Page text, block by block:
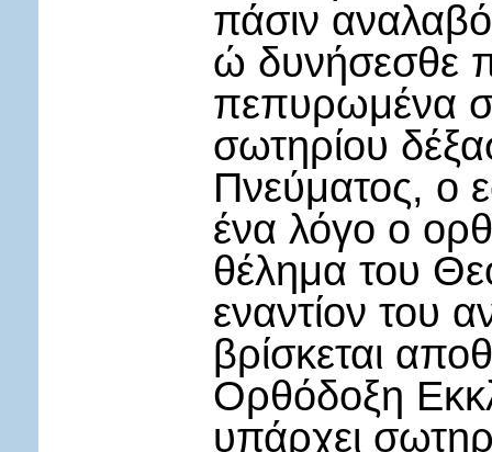
πάσιν
ώ δυνήσεσθε
πεπυρωμένα
σωτηρίου
Πνεύματος, ο
ένα λόγο ο
θέλημα του
εναντίον του
βρίσκεται
Ορθόδοξη
υπάρχει